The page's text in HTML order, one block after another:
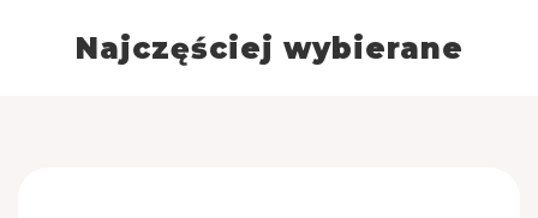
Najczęściej wybierane